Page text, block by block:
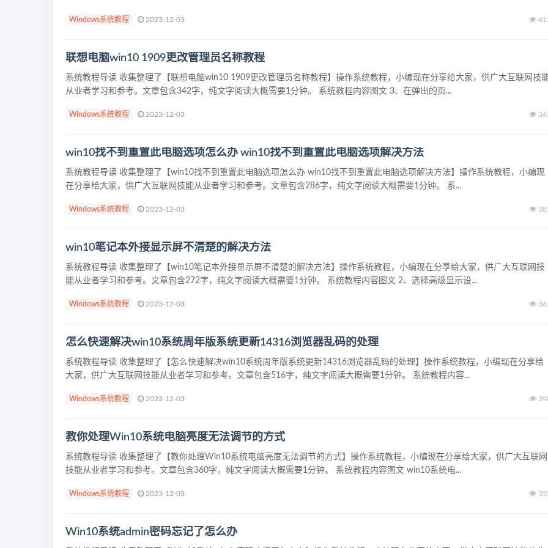
Windows系统教程 2023-12-03
联想电脑win10 1909更改管理员名称教程
系统教程导读 收集整理了【联想电脑win10 1909更改管理员名称教程】操作系统教程，小编现在分享给大家，供广大互联网技
从业者学习和参考。文章包含342字，纯文字阅读大概需要1分钟。 系统教程内容图文 3、在弹出的页...
Windows系统教程 2023-12-03
win10找不到重置此电脑选项怎么办 win10找不到重置此电脑选项解决方法
系统教程导读 收集整理了【win10找不到重置此电脑选项怎么办 win10找不到重置此电脑选项解决方法】操作系统教程，小编现
在分享给大家，供广大互联网技能从业者学习和参考。文章包含286字，纯文字阅读大概需要1分钟。 系...
Windows系统教程 2023-12-03
win10笔记本外接显示屏不清楚的解决方法
系统教程导读 收集整理了【win10笔记本外接显示屏不清楚的解决方法】操作系统教程，小编现在分享给大家，供广大互联网技
能从业者学习和参考。文章包含272字，纯文字阅读大概需要1分钟。 系统教程内容图文 2、选择高级显示设...
Windows系统教程 2023-12-03
怎么快速解决win10系统周年版系统更新14316浏览器乱码的处理
系统教程导读 收集整理了【怎么快速解决win10系统周年版系统更新14316浏览器乱码的处理】操作系统教程，小编现在分享给
大家，供广大互联网技能从业者学习和参考。文章包含516字，纯文字阅读大概需要1分钟。 系统教程内容...
Windows系统教程 2023-12-03
教你处理Win10系统电脑亮度无法调节的方式
系统教程导读 收集整理了【教你处理Win10系统电脑亮度无法调节的方式】操作系统教程，小编现在分享给大家，供广大互联网
技能从业者学习和参考。文章包含360字，纯文字阅读大概需要1分钟。 系统教程内容图文 win10系统电...
Windows系统教程 2023-12-03
Win10系统admin密码忘记了怎么办